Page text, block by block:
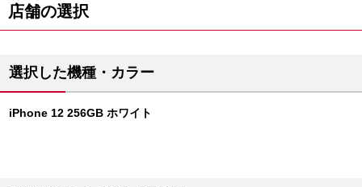
店舗の選択
選択した機種・カラー
iPhone 12 256GB ホワイト